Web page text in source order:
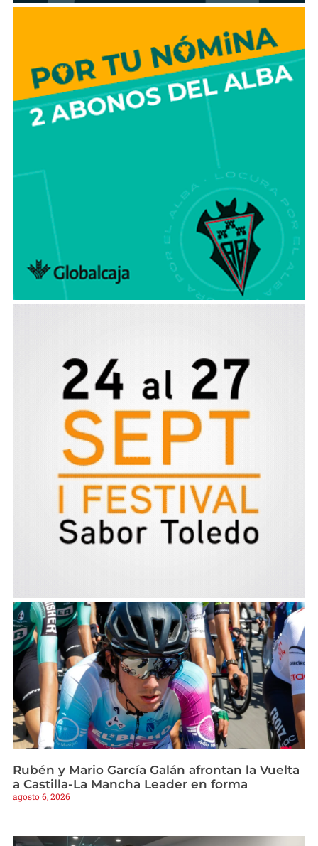
Rubén y Mario García Galán afrontan la Vuelta
a Castilla-La Mancha Leader en forma
agosto 6, 2026